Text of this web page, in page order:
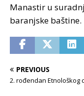
Manastir u
baranjske baštine.
PREVIOUS
2. rođendan Etnološkog